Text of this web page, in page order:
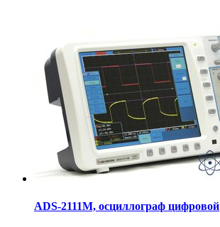
ADS-2111M, осциллограф цифровой